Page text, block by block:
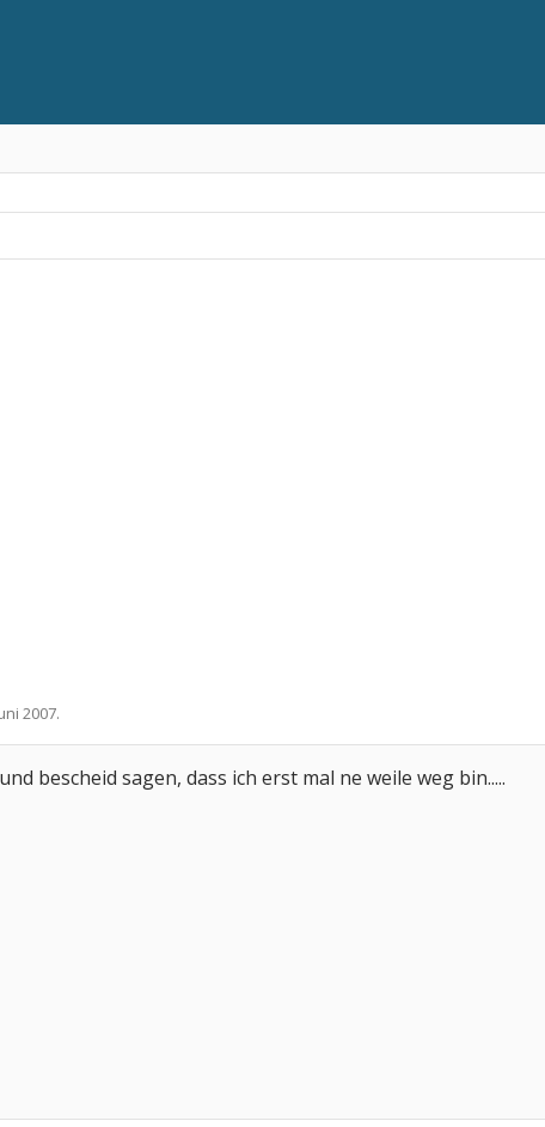
2007.
bescheid sagen, dass ich erst mal ne weile weg bin.....